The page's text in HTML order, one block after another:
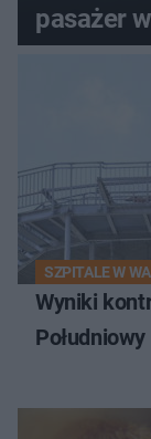
pasażer
SZPITALE W
Wyniki